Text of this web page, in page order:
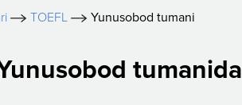
TOEFL Yunusobod tumani
tumanida